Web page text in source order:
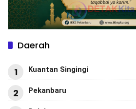
Daerah
1 Kuantan Singingi
2 Pekanbaru